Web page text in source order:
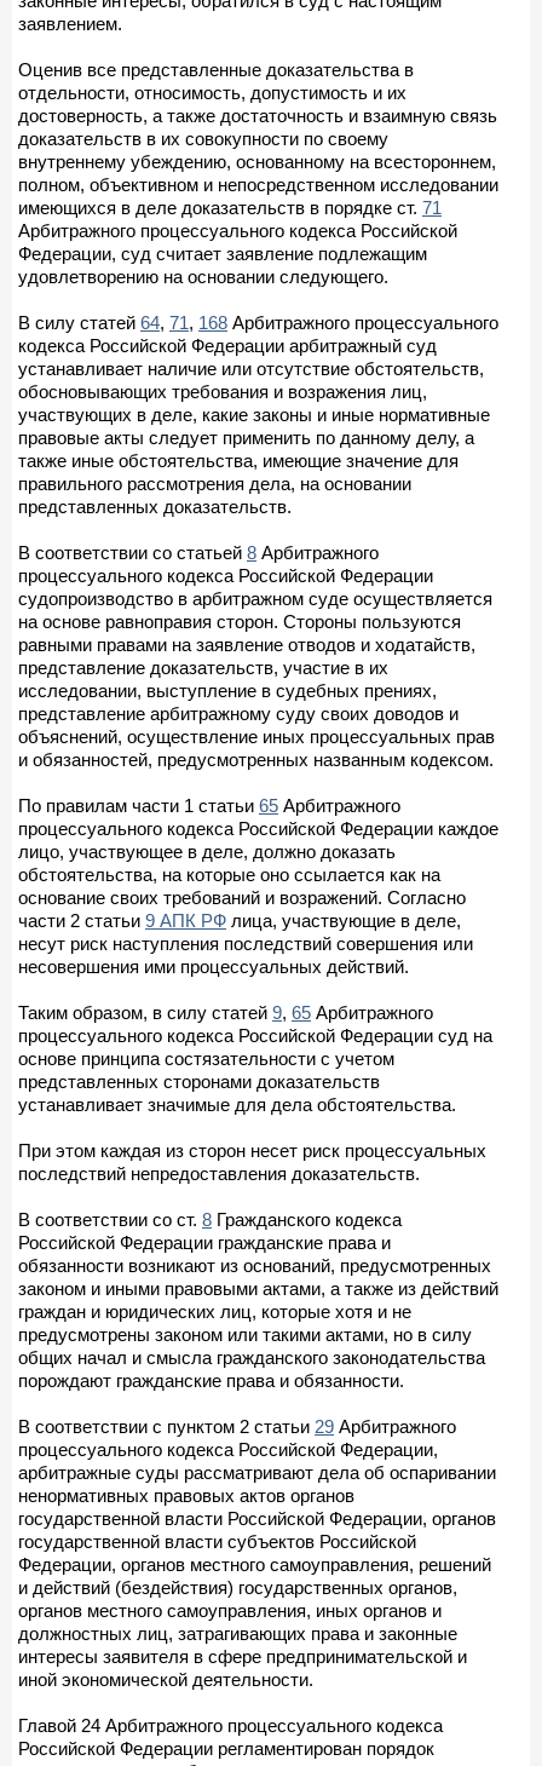
заявлением.
Оценив все представленные доказательства в
отдельности, относимость, допустимость и их
достоверность, а также достаточность и взаимную связь
доказательств в их совокупности по своему
внутреннему убеждению, основанному на всестороннем,
полном, объективном и непосредственном исследовании
имеющихся в деле доказательств в порядке ст. 71
Арбитражного процессуального кодекса Российской
Федерации, суд считает заявление подлежащим
удовлетворению на основании следующего.
В силу статей 64, 71, 168 Арбитражного процессуального
кодекса Российской Федерации арбитражный суд
устанавливает наличие или отсутствие обстоятельств,
обосновывающих требования и возражения лиц,
участвующих в деле, какие законы и иные нормативные
правовые акты следует применить по данному делу, а
также иные обстоятельства, имеющие значение для
правильного рассмотрения дела, на основании
представленных доказательств.
В соответствии со статьей 8 Арбитражного
процессуального кодекса Российской Федерации
судопроизводство в арбитражном суде осуществляется
на основе равноправия сторон. Стороны пользуются
равными правами на заявление отводов и ходатайств,
представление доказательств, участие в их
исследовании, выступление в судебных прениях,
представление арбитражному суду своих доводов и
объяснений, осуществление иных процессуальных прав
и обязанностей, предусмотренных названным кодексом.
По правилам части 1 статьи 65 Арбитражного
процессуального кодекса Российской Федерации каждое
лицо, участвующее в деле, должно доказать
обстоятельства, на которые оно ссылается как на
основание своих требований и возражений. Согласно
части 2 статьи 9 АПК РФ лица, участвующие в деле,
несут риск наступления последствий совершения или
несовершения ими процессуальных действий.
Таким образом, в силу статей 9, 65 Арбитражного
процессуального кодекса Российской Федерации суд на
основе принципа состязательности с учетом
представленных сторонами доказательств
устанавливает значимые для дела обстоятельства.
При этом каждая из сторон несет риск процессуальных
последствий непредоставления доказательств.
В соответствии со ст. 8 Гражданского кодекса
Российской Федерации гражданские права и
обязанности возникают из оснований, предусмотренных
законом и иными правовыми актами, а также из действий
граждан и юридических лиц, которые хотя и не
предусмотрены законом или такими актами, но в силу
общих начал и смысла гражданского законодательства
порождают гражданские права и обязанности.
В соответствии с пунктом 2 статьи 29 Арбитражного
процессуального кодекса Российской Федерации,
арбитражные суды рассматривают дела об оспаривании
ненормативных правовых актов органов
государственной власти Российской Федерации, органов
государственной власти субъектов Российской
Федерации, органов местного самоуправления, решений
и действий (бездействия) государственных органов,
органов местного самоуправления, иных органов и
должностных лиц, затрагивающих права и законные
интересы заявителя в сфере предпринимательской и
иной экономической деятельности.
Главой 24 Арбитражного процессуального кодекса
Российской Федерации регламентирован порядок